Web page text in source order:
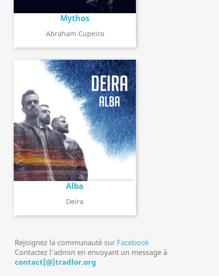
Mythos
Abraham Cupeiro
Alba
Deira
Rejoignez la communauté sur Facebook
Contactez l'admin en envoyant un message à
contact[@]tradlor.org